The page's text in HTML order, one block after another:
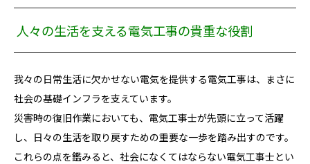
人々の生活を支える電気工事の貴重な役割
我々の日常生活に欠かせない電気を提供する電気工事は、まさに
社会の基礎インフラを支えています。
災害時の復旧作業においても、電気工事士が先頭に立って活躍
し、日々の生活を取り戻すための重要な一歩を踏み出すのです。
これらの点を鑑みると、社会になくてはならない電気工事士とい